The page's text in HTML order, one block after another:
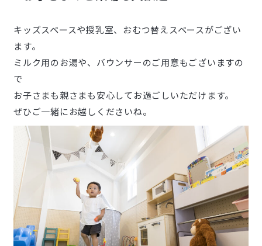
キッズスペースや授乳室、おむつ替えスペースがござい
ます。
ミルク用のお湯や、バウンサーのご用意もございますの
で
お子さまも親さまも安心してお過ごしいただけます。
ぜひご一緒にお越しくださいね。